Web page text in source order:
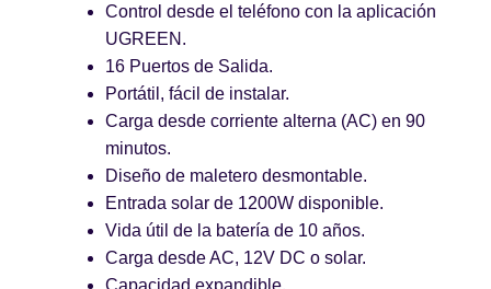
Control desde el teléfono con la aplicación
UGREEN.
16 Puertos de Salida.
Portátil, fácil de instalar.
Carga desde corriente alterna (AC) en 90
minutos.
Diseño de maletero desmontable.
Entrada solar de 1200W disponible.
Vida útil de la batería de 10 años.
Carga desde AC, 12V DC o solar.
Capacidad expandible.